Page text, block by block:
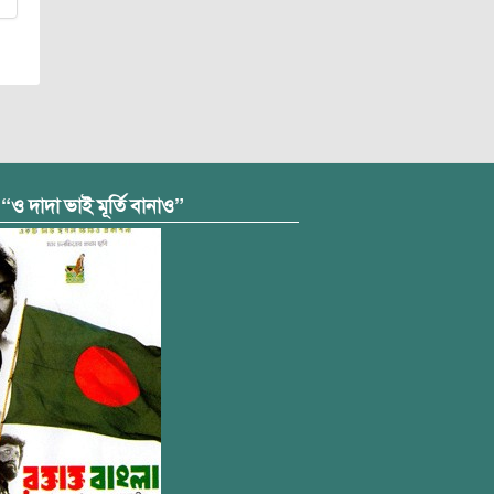
দাদা ভাই মূর্তি বানাও”